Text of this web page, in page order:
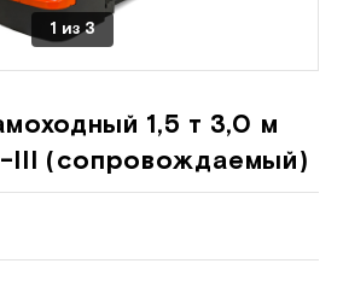
1 из3
1,5 т 3,0 м
III (сопровождаемый)